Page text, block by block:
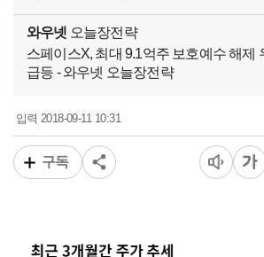
와우넷 오늘장전략
스페이스X, 최대 9.1억주 보호예수 해제
급등 - 와우넷 오늘장전략
입력2018-09-11 10:31
구독